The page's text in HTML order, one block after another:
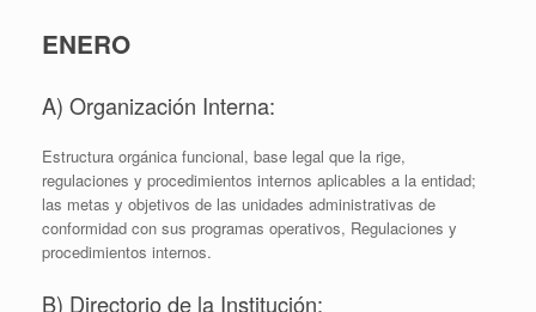
ENERO
A) Organización Interna:
Estructura orgánica funcional, base legal que la rige,
regulaciones y procedimientos internos aplicables a la entidad;
las metas y objetivos de las unidades administrativas de
conformidad con sus programas operativos, Regulaciones y
procedimientos internos.
B) Directorio de la Institución: